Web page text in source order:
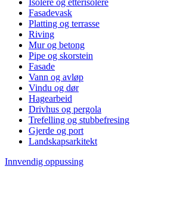
Isolere og etterisolere
Fasadevask
Platting og terrasse
Riving
Mur og betong
Pipe og skorstein
Fasade
Vann og avløp
Vindu og dør
Hagearbeid
Drivhus og pergola
Trefelling og stubbefresing
Gjerde og port
Landskapsarkitekt
Innvendig oppussing